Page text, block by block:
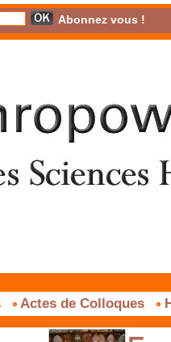
Abonnez vous !
Actes de Colloques